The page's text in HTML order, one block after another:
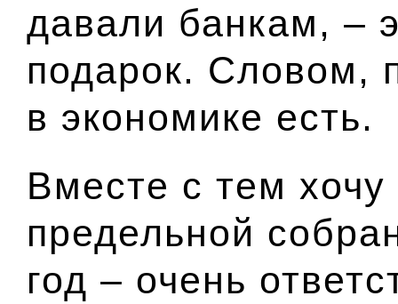
давали банкам, –
подарок. Словом,
в экономике есть.
Вместе с тем хочу
предельной
год – очень